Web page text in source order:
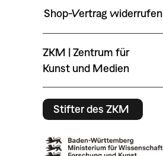
Shop-Vertrag widerrufen
ZKM | Zentrum für
Kunst und Medien
Stifter des ZKM